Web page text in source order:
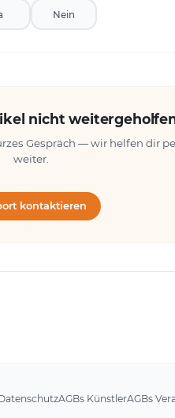
Nein
nicht
Gespräch — wir helfen dir
weiter.
kontaktieren
AGBs KünstlerAGBs